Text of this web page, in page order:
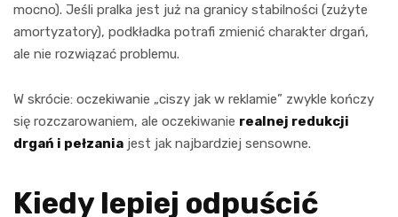
mocno). Jeśli pralka jest już na granicy stabilności (zużyte
amortyzatory), podkładka potrafi zmienić charakter drgań,
ale nie rozwiązać problemu.
W skrócie: oczekiwanie „ciszy jak w reklamie” zwykle kończy
się rozczarowaniem, ale oczekiwanie realnej redukcji
drgań i pełzania jest jak najbardziej sensowne.
Kiedy lepiej odpuścić